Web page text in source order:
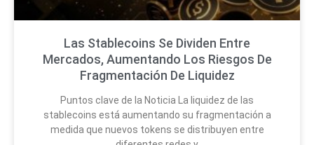
Las Stablecoins Se Dividen Entre
Mercados, Aumentando Los Riesgos De
Fragmentación De Liquidez
Puntos clave de la Noticia La liquidez de las
stablecoins está aumentando su fragmentación a
medida que nuevos tokens se distribuyen entre